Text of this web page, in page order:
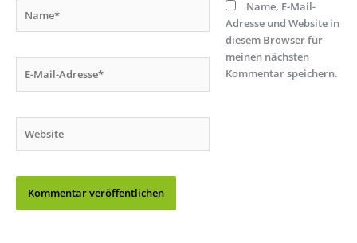
Mail-
Name, E-Mail-
Adresse und Website in
diesem Browser für
meinen nächsten
Kommentar speichern.